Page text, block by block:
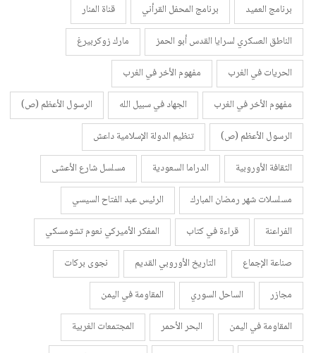
برنامج العميد
برنامج المحفل القرأني
قناة المنار
الناطق العسكري لسرايا القدس أبو الحمز
مارك زوكربيرغ
الحريات في الغرب
مفهوم الأخر في الغرب
مفهوم الأخر في الغرب
الجهاد في سبيل الله
الرسول الأعظم (ص)
الرسول الأعظم (ص)
تنظيم الدولة الإسلامية داعش
الثقافة الأوروبية
الدراما السعودية
مسلسل شارع الأعشى
مسلسلات شهر رمضان المبارك
الرئيس عبد الفتاح السيسي
الفراعنة
قراءة في كتاب
المفكر الأميركي نعوم تشومسكي
صناعة الإجماع
التاريخ الأوروبي القديم
نجوى بركات
مجازر
الساحل السوري
المقاومة في اليمن
المقاومة في اليمن
البحر الأحمر
المجتمعات الغربية